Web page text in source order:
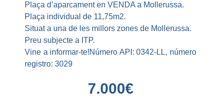
Plaça d’aparcament en VENDA a Mollerussa.
Plaça individual de 11,75m2.
Situat a una de les millors zones de Mollerussa.
Preu subjecte a ITP.
Vine a informar-te!Número API: 0342-LL, número
registro: 3029
7.000€